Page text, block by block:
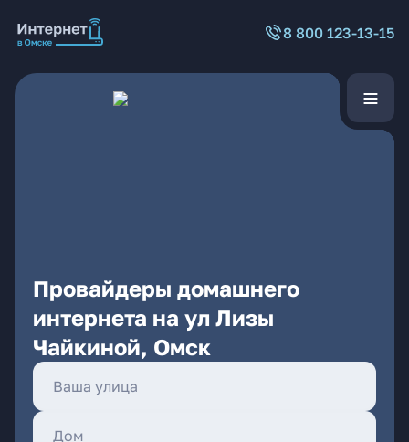
8 800 123-13-15
Провайдеры домашнего
интернета на ул Лизы
Чайкиной, Омск